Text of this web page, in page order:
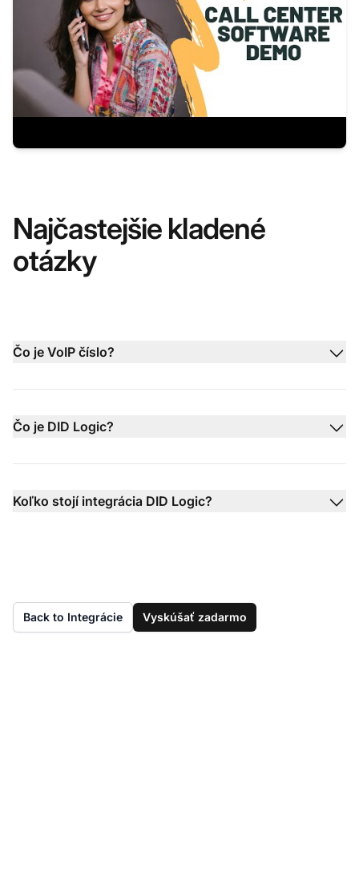
Najčastejšie kladené
otázky
Čo je VoIP číslo?
Čo je DID Logic?
Koľko stojí integrácia DID Logic?
Back to Integrácie Vyskúšať zadarmo